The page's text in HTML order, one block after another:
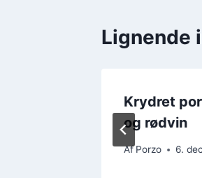
Lignende
Krydret
og rødvin
Af Porzo 6.